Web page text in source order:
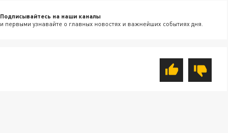
Подписывайтесь на наши каналы
и первыми узнавайте о главных новостях и важнейших событиях дня.